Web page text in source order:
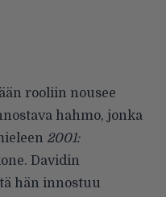
rooliin nousee
hahmo, jonka
2001:
Davidin
hän innostuu